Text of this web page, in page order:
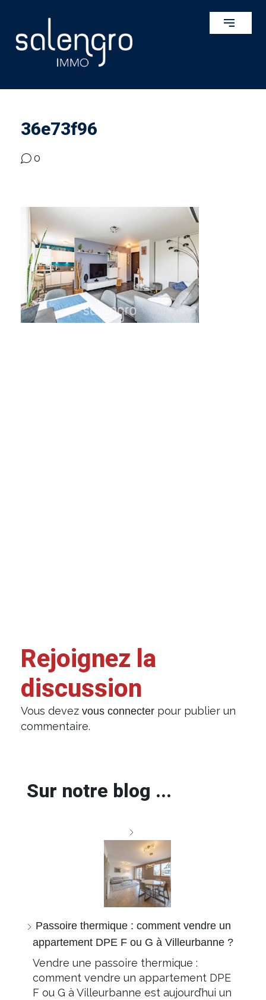
36e73f96
0
Rejoignez la
discussion
Vous devez vous connecter pour publier un
commentaire.
Sur notre blog ...
Passoire thermique : comment vendre un
appartement DPE F ou G à Villeurbanne ?
Vendre une passoire thermique :
comment vendre un appartement DPE
F ou G à Villeurbanne est aujourd’hui un